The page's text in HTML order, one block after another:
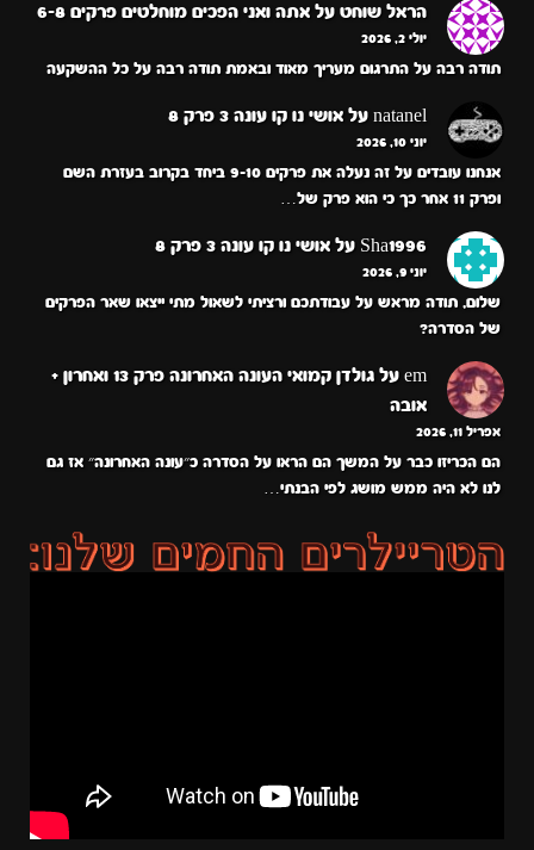
הראל שוחט על אתה ואני הפכים מוחלטים פרקים 6-8
יולי 2, 2026
תודה רבה על התרגום מעריך מאוד ובאמת תודה רבה על כל ההשקעה
natanel על אושי נו קו עונה 3 פרק 8
יוני 10, 2026
אנחנו עובדים על זה נעלה את פרקים 9-10 ביחד בקרוב בעזרת השם
ופרק 11 אחר כך כי הוא פרק של…
Sha1996 על אושי נו קו עונה 3 פרק 8
יוני 9, 2026
שלום, תודה מראש על עבודתכם ורציתי לשאול מתי ייצאו שאר הפרקים
של הסדרה?
em על
גולדן קמואי העונה האחרונה פרק 13 ואחרון +
אובה
אפריל 11, 2026
הם הכריזו כבר על המשך הם הראו על הסדרה כ״עונה האחרונה״ אז גם
לנו לא היה ממש מושג לפי הבנתי…